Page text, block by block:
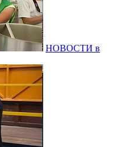
НОВОСТИ в